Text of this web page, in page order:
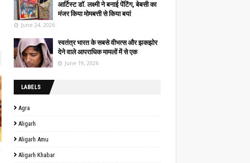
आर्टिस्ट डॉ. लक्ष्मी ने बनाई पेंटिंग, बेबसी का
मंजर किया मोमबत्ती से किया बयां
June 24, 2026
स्वतंत्र भारत के सबसे वीभत्स और झकझोर
देने वाले आपराधिक मामलों में से एक
June 19, 2026
LABELS
Agra
Aligarh
Aligarh Amu
Aligarh Khabar